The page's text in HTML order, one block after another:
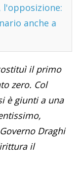
l'opposizione:
anche a
il primo
zero. Col
è giunti a una
Draghi
il